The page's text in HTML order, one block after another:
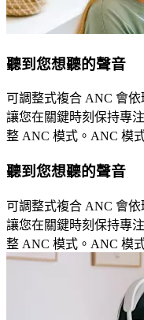
聽到您想聽的聲音
可調整式複合 ANC 會
讓您在關鍵時刻保持專
整 ANC 模式。ANC 模
聽到您想聽的聲音
可調整式複合 ANC 會
讓您在關鍵時刻保持專
整 ANC 模式。ANC 模